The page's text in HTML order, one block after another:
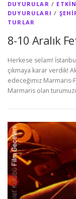
DUYURULAR /
DUYURULARI /
TURLAR
8-10 Aralık
Herkese selam!
çıkmaya karar verdik!
edeceğimiz Marmaris-
Marmaris olan